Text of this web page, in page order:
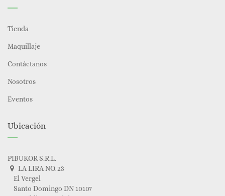
Tienda
Maquillaje
Contáctanos
Nosotros
Eventos
Ubicación
PIBUKOR S.R.L.
LA LIRA NO. 23
El Vergel
Santo Domingo DN 10107